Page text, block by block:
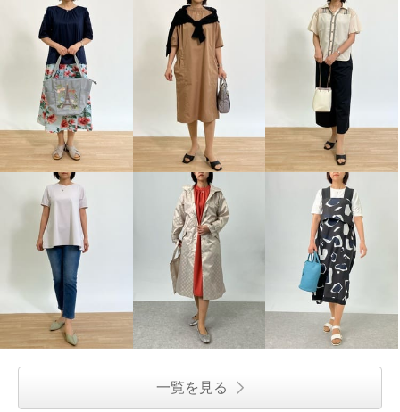
一覧を見る